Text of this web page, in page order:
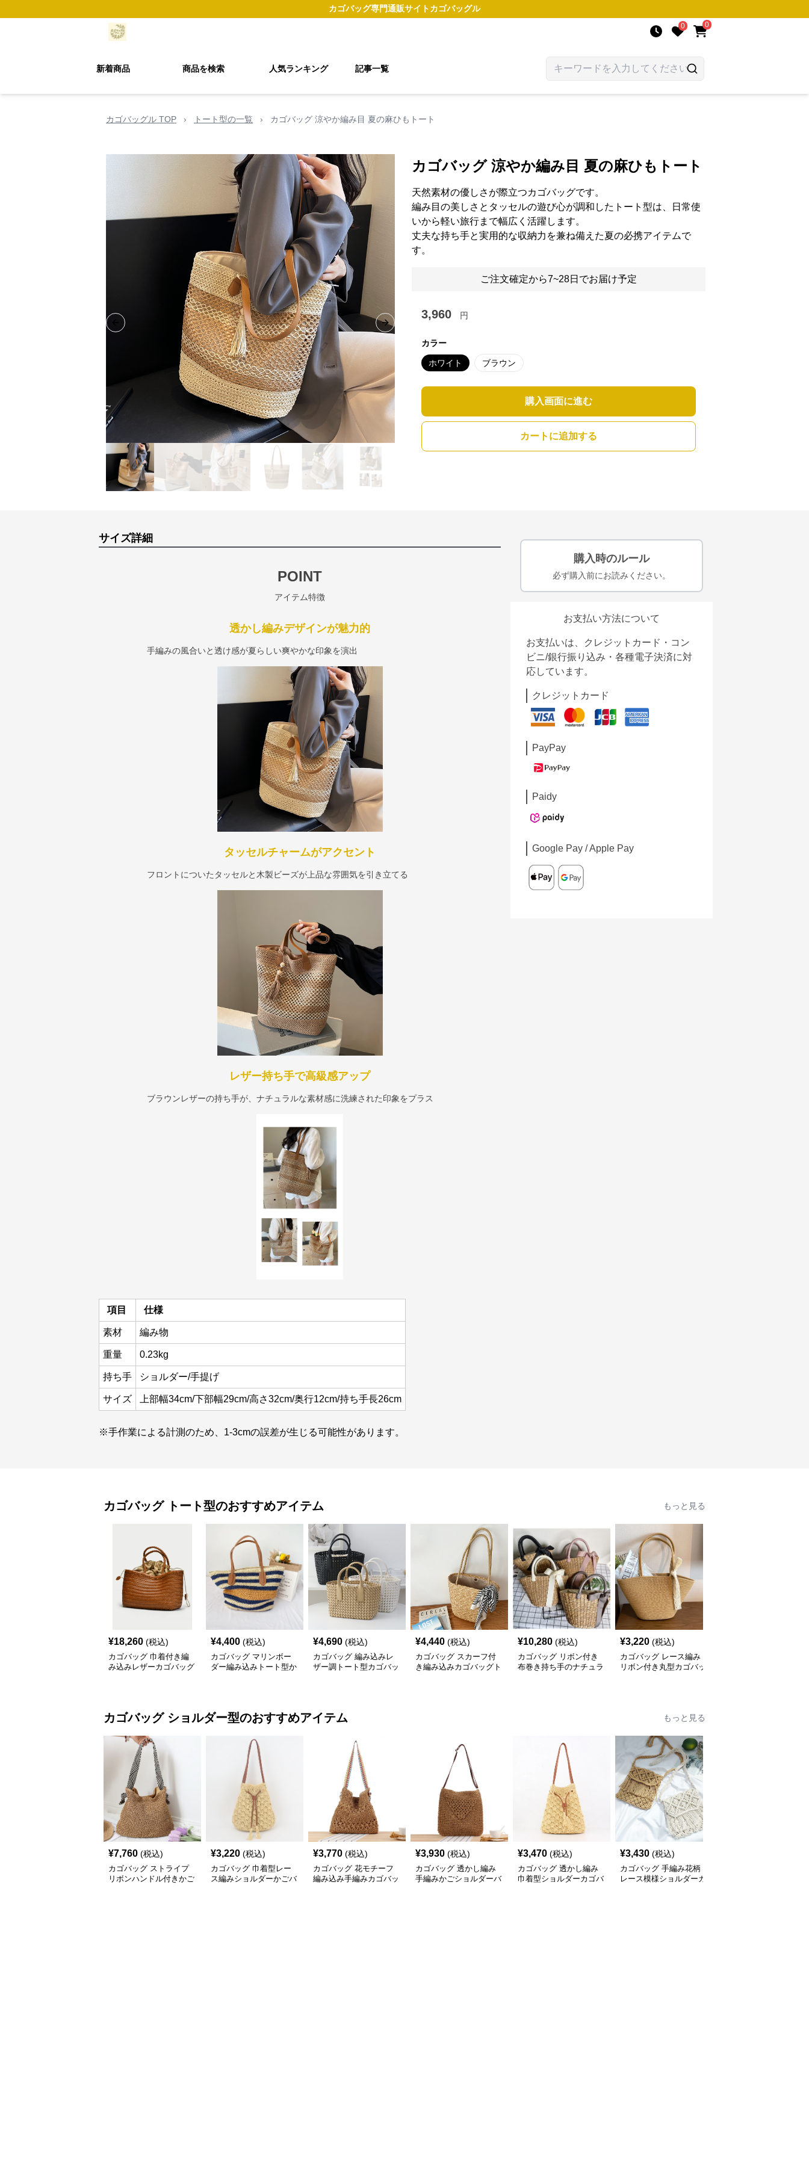
カゴバッグ専門通販サイトカゴバッグル
0 0
新着商品 商品を検索 人気ランキング 記事一覧
カゴバッグル TOP › トート型の一覧 › カゴバッグ 涼やか編み目 夏の麻ひもトート
Previous slide Next slide
カゴバッグ 涼やか編み目 夏の麻ひもトート
天然素材の優しさが際立つカゴバッグです。
編み目の美しさとタッセルの遊び心が調和したトート型は、日常使
いから軽い旅行まで幅広く活躍します。
丈夫な持ち手と実用的な収納力を兼ね備えた夏の必携アイテムで
す。
ご注文確定から7~28日でお届け予定
3,960 円
カラー
ホワイト ブラウン
購入画面に進む
カートに追加する
サイズ詳細
POINT
アイテム特徴
透かし編みデザインが魅力的
手編みの風合いと透け感が夏らしい爽やかな印象を演出
タッセルチャームがアクセント
フロントについたタッセルと木製ビーズが上品な雰囲気を引き立てる
レザー持ち手で高級感アップ
ブラウンレザーの持ち手が、ナチュラルな素材感に洗練された印象をプラス
項目 仕様
素材 編み物
重量 0.23kg
持ち手 ショルダー/手提げ
サイズ 上部幅34cm/下部幅29cm/高さ32cm/奥行12cm/持ち手長26cm
※手作業による計測のため、1-3cmの誤差が生じる可能性があります。
購入時のルール
必ず購入前にお読みください。
お支払い方法について
お支払いは、クレジットカード・コン
ビニ/銀行振り込み・各種電子決済に対
応しています。
クレジットカード
PayPay
Paidy
Google Pay / Apple Pay
カゴバッグ トート型のおすすめアイテム もっと見る
¥18,260 (税込)
カゴバッグ 巾着付き編
み込みレザーカゴバッグ
¥4,400 (税込)
カゴバッグ マリンボー
ダー編み込みトート型か
¥4,690 (税込)
カゴバッグ 編み込みレ
ザー調トート型カゴバッ
¥4,440 (税込)
カゴバッグ スカーフ付
き編み込みカゴバッグト
¥10,280 (税込)
カゴバッグ リボン付き
布巻き持ち手のナチュラ
¥3,220 (税込)
カゴバッグ レース編み
リボン付き丸型カゴバッ
カゴバッグ ショルダー型のおすすめアイテム もっと見る
¥7,760 (税込)
カゴバッグ ストライプ
リボンハンドル付きかご
¥3,220 (税込)
カゴバッグ 巾着型レー
ス編みショルダーかごバ
¥3,770 (税込)
カゴバッグ 花モチーフ
編み込み手編みカゴバッ
¥3,930 (税込)
カゴバッグ 透かし編み
手編みかごショルダーバ
¥3,470 (税込)
カゴバッグ 透かし編み
巾着型ショルダーカゴバ
¥3,430 (税込)
カゴバッグ 手編み花柄
レース模様ショルダーカ